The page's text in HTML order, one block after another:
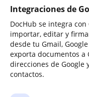
Integraciones de
DocHub se integra
importar, editar y
desde tu Gmail,
exporta documentos
direcciones de Google
contactos.